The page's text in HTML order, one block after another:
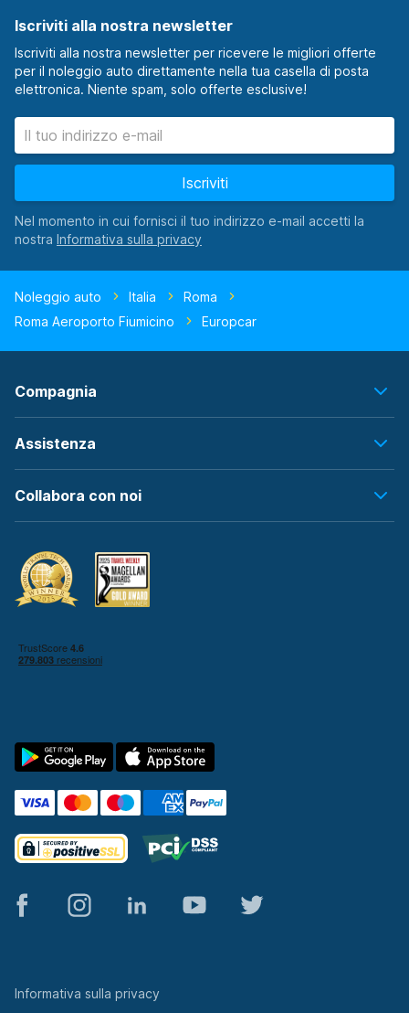
Iscriviti alla nostra newsletter
Iscriviti alla nostra newsletter per ricevere le migliori offerte
per il noleggio auto direttamente nella tua casella di posta
elettronica. Niente spam, solo offerte esclusive!
Iscriviti
Nel momento in cui fornisci il tuo indirizzo e-mail accetti la
nostra
Noleggio auto Italia
Roma
Roma Aeroporto Fiumicino
Europcar
Compagnia
Assistenza
Collabora con noi